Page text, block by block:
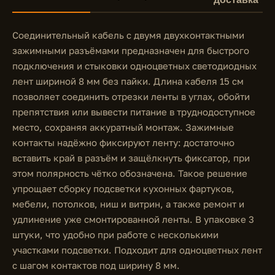
Соединительный кабель с двумя двухконтактными
зажимными разъёмами предназначен для быстрого
подключения и стыковки одноцветных светодиодных
лент шириной 8 мм без пайки. Длина кабеля 15 см
позволяет соединить отрезки ленты в углах, обойти
препятствия или вывести питание в труднодоступное
место, сохраняя аккуратный монтаж. Зажимные
контакты надёжно фиксируют ленту: достаточно
вставить край в разъём и защёлкнуть фиксатор, при
этом полярность чётко обозначена. Такое решение
упрощает сборку подсветки кухонных фартуков,
мебели, потолков, ниш и витрин, а также ремонт и
удлинение уже смонтированной ленты. В упаковке 3
штуки, что удобно при работе с несколькими
участками подсветки. Подходит для одноцветных лент
с шагом контактов под ширину 8 мм.